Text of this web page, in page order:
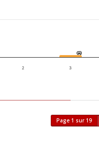
3
3
2 3
Page 1 sur 19